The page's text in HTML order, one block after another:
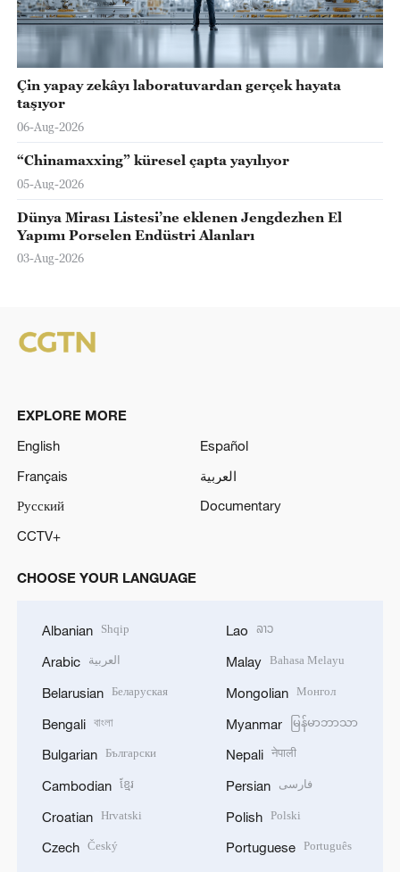
Çin yapay zekâyı laboratuvardan gerçek hayata
taşıyor
06-Aug-2026
“Chinamaxxing” küresel çapta yayılıyor
05-Aug-2026
Dünya Mirası Listesi’ne eklenen Jengdezhen El
Yapımı Porselen Endüstri Alanları
03-Aug-2026
EXPLORE MORE
English
Español
Français
العربية
Русский
Documentary
CCTV+
CHOOSE YOUR LANGUAGE
Albanian Shqip
Arabic العربية
Belarusian Беларуская
Bengali বাংলা
Bulgarian Български
Cambodian ខ្មែរ
Croatian Hrvatski
Czech Český
Lao ລາວ
Malay Bahasa Melayu
Mongolian Монгол
Myanmar မြန်မာဘာသာ
Nepali नेपाली
Persian فارسی
Polish Polski
Portuguese Português